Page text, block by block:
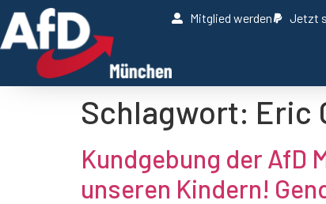
Mitglied werden Jetzt
Schlagwort: Eric
Kundgebung der AfD
unseren Kindern!